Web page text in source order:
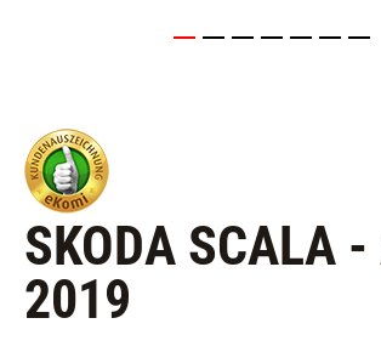
SKODA SCALA -
2019